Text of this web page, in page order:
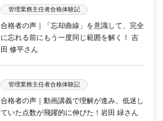
管理業務主任者合格体験記
合格者の声｜「忘却曲線」を意識して、完全
に忘れる前にもう一度同じ範囲を解く！ 吉
田 修平さん
管理業務主任者合格体験記
合格者の声｜動画講義で理解が進み、低迷し
ていた点数が飛躍的に伸びた！岩田 緑さん